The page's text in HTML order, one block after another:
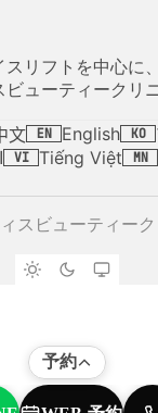
リフトを中心に
ューティークリ
文 EN English KO
VI Tiếng Việt MN
スビューティーク
予約